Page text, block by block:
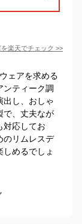
楽天でチェック >>
ェアを求める
ンティーク調
出し、おしゃ
で、丈夫なが
対応してお
のリムレスデ
めるでしょ